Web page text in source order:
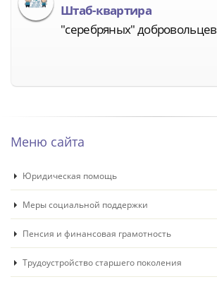
Штаб-квартира
"серебряных" добровольцев
Меню сайта
Юридическая помощь
Меры социальной поддержки
Пенсия и финансовая грамотность
Трудоустройство старшего поколения